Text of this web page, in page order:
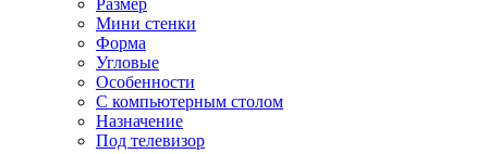
Размер
Мини стенки
Форма
Угловые
Особенности
С компьютерным столом
Назначение
Под телевизор